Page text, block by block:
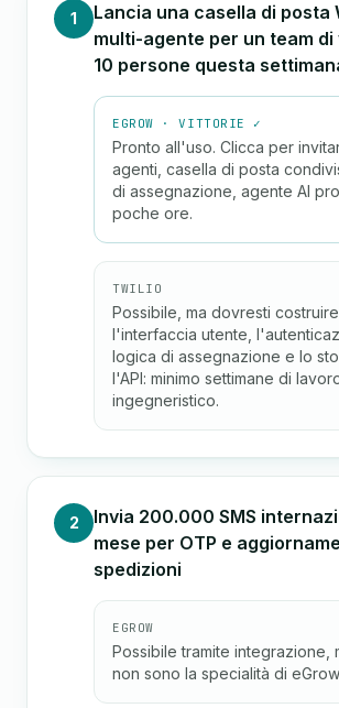
1
Lancia una casella di posta
multi-agente per un team di
10 persone questa
EGROW · VITTORIE ✓
Pronto all'uso. Clicca per
agenti, casella di posta
di assegnazione, agente AI
poche ore.
TWILIO
Possibile, ma dovresti costruire
l'interfaccia utente,
logica di assegnazione e lo
l'API: minimo settimane di
ingegneristico.
2
Invia 200.000 SMS
mese per OTP e
spedizioni
EGROW
Possibile tramite integrazione,
non sono la specialità di